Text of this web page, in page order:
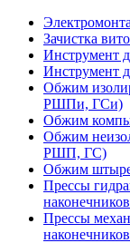
Зачистка
Инструмент
Инструмент
Обжим
РШПи, ГСи)
Обжим
Обжим
РШП, ГС)
Обжим
Прессы
Прессы